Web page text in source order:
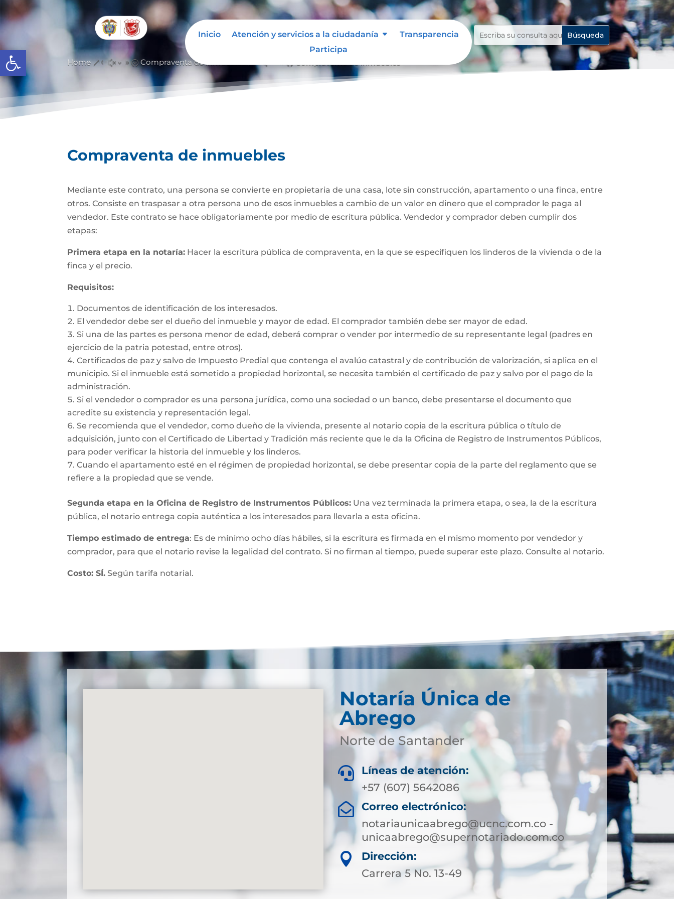
Abrir barra de herramientas
Inicio Atención y servicios a la ciudadanía
Transparencia
Participa
Home &#x39; Compraventa de inmuebles
Compraventa de inmuebles
Mediante este contrato, una persona se convierte en propietaria de una casa, lote sin construcción, apartamento o una finca, entre
otros. Consiste en traspasar a otra persona uno de esos inmuebles a cambio de un valor en dinero que el comprador le paga al
vendedor. Este contrato se hace obligatoriamente por medio de escritura pública. Vendedor y comprador deben cumplir dos
etapas:
Primera etapa en la notaría: Hacer la escritura pública de compraventa, en la que se especifiquen los linderos de la vivienda o de la
finca y el precio.
Requisitos:
Documentos de identificación de los interesados.
El vendedor debe ser el dueño del inmueble y mayor de edad. El comprador también debe ser mayor de edad.
Si una de las partes es persona menor de edad, deberá comprar o vender por intermedio de su representante legal (padres en
ejercicio de la patria potestad, entre otros).
Certificados de paz y salvo de Impuesto Predial que contenga el avalúo catastral y de contribución de valorización, si aplica en el
municipio. Si el inmueble está sometido a propiedad horizontal, se necesita también el certificado de paz y salvo por el pago de la
administración.
Si el vendedor o comprador es una persona jurídica, como una sociedad o un banco, debe presentarse el documento que
acredite su existencia y representación legal.
Se recomienda que el vendedor, como dueño de la vivienda, presente al notario copia de la escritura pública o título de
adquisición, junto con el Certificado de Libertad y Tradición más reciente que le da la Oficina de Registro de Instrumentos Públicos,
para poder verificar la historia del inmueble y los linderos.
Cuando el apartamento esté en el régimen de propiedad horizontal, se debe presentar copia de la parte del reglamento que se
refiere a la propiedad que se vende.
Segunda etapa en la Oficina de Registro de Instrumentos Públicos: Una vez terminada la primera etapa, o sea, la de la escritura
pública, el notario entrega copia auténtica a los interesados para llevarla a esta oficina.
Tiempo estimado de entrega: Es de mínimo ocho días hábiles, si la escritura es firmada en el mismo momento por vendedor y
comprador, para que el notario revise la legalidad del contrato. Si no firman al tiempo, puede superar este plazo. Consulte al notario.
Costo: SÍ. Según tarifa notarial.
Notaría Única de
Abrego
Norte de Santander

Líneas de atención:
+57 (607) 5642086

Correo electrónico:
notariaunicaabrego@ucnc.com.co -
unicaabrego@supernotariado.com.co

Dirección:
Carrera 5 No. 13-49